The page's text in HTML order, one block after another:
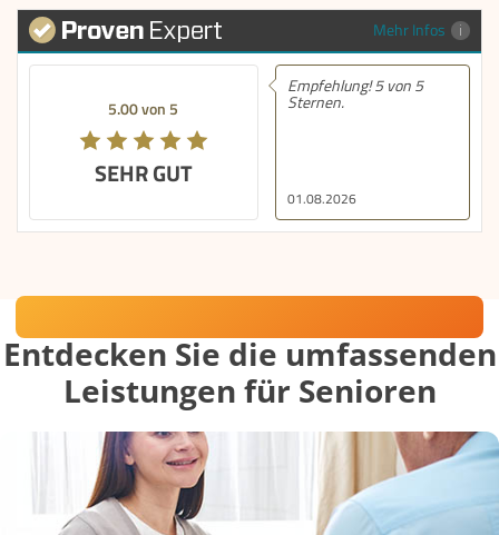
Mehr Infos
5.00 von 5
SEHR GUT
01.08.2026
Empfehlung! 5 von 5
Sternen.
Häusliche Betreuung mit Herz
Entdecken Sie die umfassenden
Leistungen für Senioren